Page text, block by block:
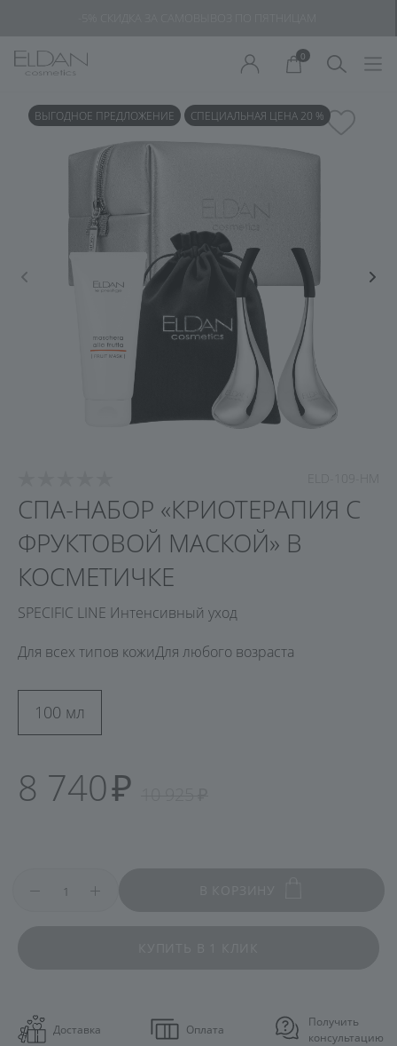
0
ВЫГОДНОЕ ПРЕДЛОЖЕНИЕ СПЕЦИАЛЬНАЯ ЦЕНА 20 %
СПА-НАБОР «КРИОТЕРАПИЯ С
ФРУКТОВОЙ МАСКОЙ» В
КОСМЕТИЧКЕ
SPECIFIC LINE Интенсивный уход
Для любого возраста
Для всех типов кожи
100 мл
8 740
Доставка Оплата
Получить
консультацию